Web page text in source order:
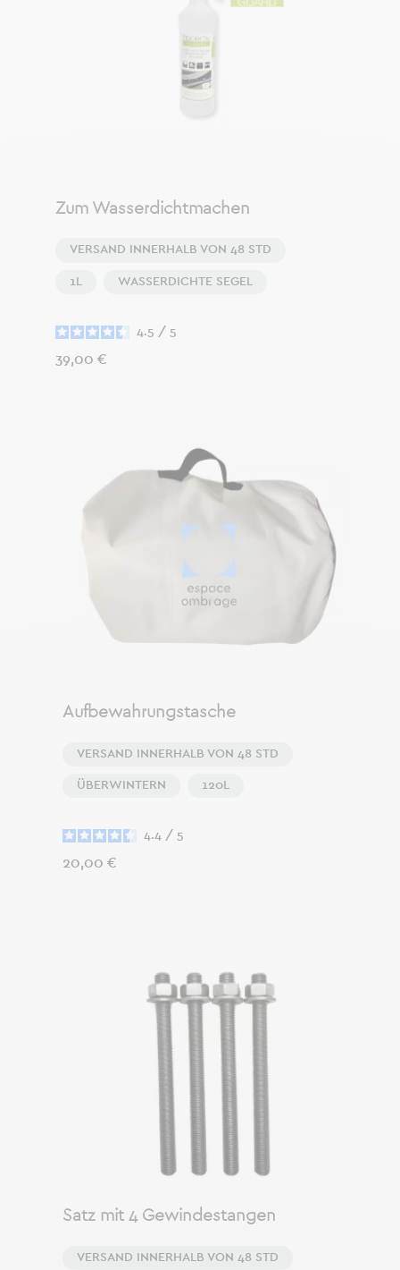
Zum Wasserdichtmachen
VERSAND INNERHALB VON 48 STD
1L WASSERDICHTE SEGEL
4.5 / 5
Preis
39,00 €
Aufbewahrungstasche
VERSAND INNERHALB VON 48 STD
ÜBERWINTERN 120L
4.4 / 5
Preis
20,00 €
Satz mit 4 Gewindestangen
VERSAND INNERHALB VON 48 STD